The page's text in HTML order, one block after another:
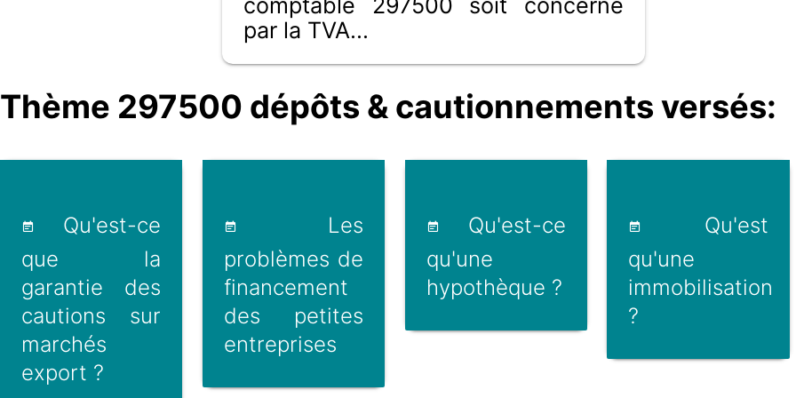
comptable 297500 soit concerné
par la TVA...
Thème 297500 dépôts & cautionnements versés:
Qu'est-ce
que la
garantie des
cautions sur
marchés
export ?
Les
problèmes de
financement
des petites
entreprises
Qu'est-ce
qu'une
hypothèque ?
Qu'est
qu'une
immobilisation
?